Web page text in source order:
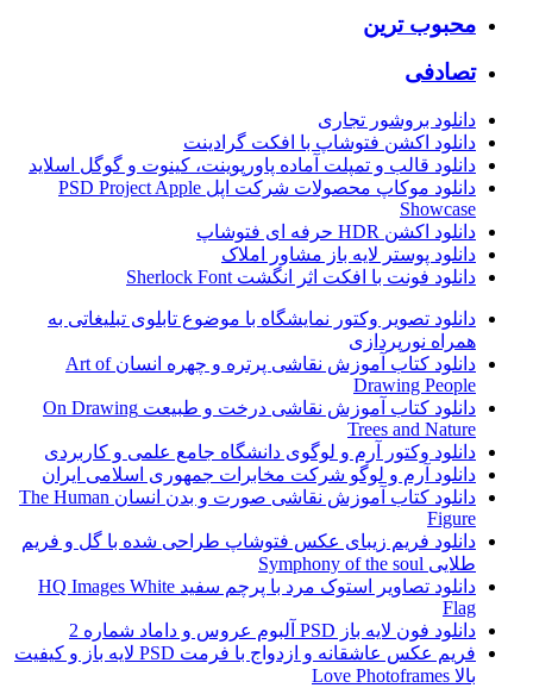
محبوب ترین
تصادفی
دانلود بروشور تجاری
دانلود اکشن فتوشاپ با افکت گرادینت
دانلود قالب و تمپلت آماده پاورپوینت، کینوت و گوگل اسلاید
دانلود موکاپ محصولات شرکت اپل PSD Project Apple
Showcase
دانلود اکشن HDR حرفه ای فتوشاپ
دانلود پوستر لایه باز مشاور املاک
دانلود فونت با افکت اثر انگشت Sherlock Font
دانلود تصویر وکتور نمایشگاه با موضوع تابلوی تبلیغاتی به
همراه نورپردازی
دانلود کتاب آموزش نقاشی پرتره و چهره انسان Art of
Drawing People
دانلود کتاب آموزش نقاشی درخت و طبیعت On Drawing
Trees and Nature
دانلود وکتور آرم و لوگوی دانشگاه جامع علمی و کاربردی
دانلود آرم و لوگو شرکت مخابرات جمهوری اسلامی ایران
دانلود کتاب آموزش نقاشی صورت و بدن انسان The Human
Figure
دانلود فریم زیبای عکس فتوشاپ طراحی شده با گل و فریم
طلایی Symphony of the soul
دانلود تصاویر استوک مرد با پرچم سفید HQ Images White
Flag
دانلود فون لایه باز PSD آلبوم عروس و داماد شماره 2
فریم عکس عاشقانه و ازدواج با فرمت PSD لایه باز و کیفیت
بالا Love Photoframes